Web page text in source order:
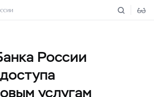
России
услугам